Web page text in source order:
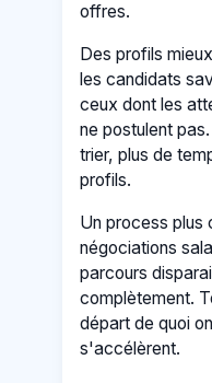
offres.
Des profils
les candidats
ceux dont les
ne postulent
trier, plus de
profils.
Un process plus
négociations
parcours
complètement.
départ de quoi
s'accélèrent.